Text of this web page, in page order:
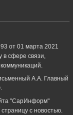
от 01 марта 2021
в сфере связи,
А.А. Главный
"СарИнформ"
с новостью.